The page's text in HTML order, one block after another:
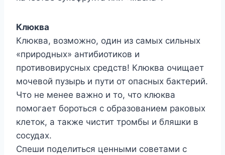
Клюква
Клюква, возможно, один из самых сильных
«природных» антибиотиков и
противовирусных средств! Клюква очищает
мочевой пузырь и пути от опасных бактерий.
Что не менее важно и то, что клюква
помогает бороться с образованием раковых
клеток, а также чистит тромбы и бляшки в
сосудах.
Спеши поделиться ценными советами с